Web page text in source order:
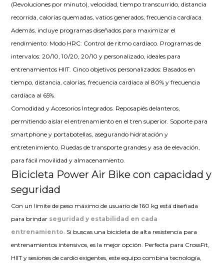
(Revoluciones por minuto), velocidad, tiempo transcurrido, distancia
recorrida, calorías quemadas, vatios generados, frecuencia cardíaca.
Además, incluye programas diseñados para maximizar el
rendimiento: Modo HRC: Control de ritmo cardíaco. Programas de
intervalos: 20/10, 10/20, 20/10 y personalizado, ideales para
entrenamientos HIIT. Cinco objetivos personalizados: Basados en
tiempo, distancia, calorías, frecuencia cardíaca al 80% y frecuencia
cardíaca al 65%.
Comodidad y Accesorios Integrados. Reposapiés delanteros,
permitiendo aislar el entrenamiento en el tren superior. Soporte para
smartphone y portabotellas, asegurando hidratación y
entretenimiento. Ruedas de transporte grandes y asa de elevación,
para fácil movilidad y almacenamiento.
Bicicleta Power Air Bike con capacidad y
seguridad
Con un límite de peso máximo de usuario de 160 kg está diseñada
para brindar seguridad y estabilidad en cada
entrenamiento. Si buscas una bicicleta de alta resistencia para
entrenamientos intensivos, es la mejor opción. Perfecta para CrossFit,
HIIT y sesiones de cardio exigentes, este equipo combina tecnología,